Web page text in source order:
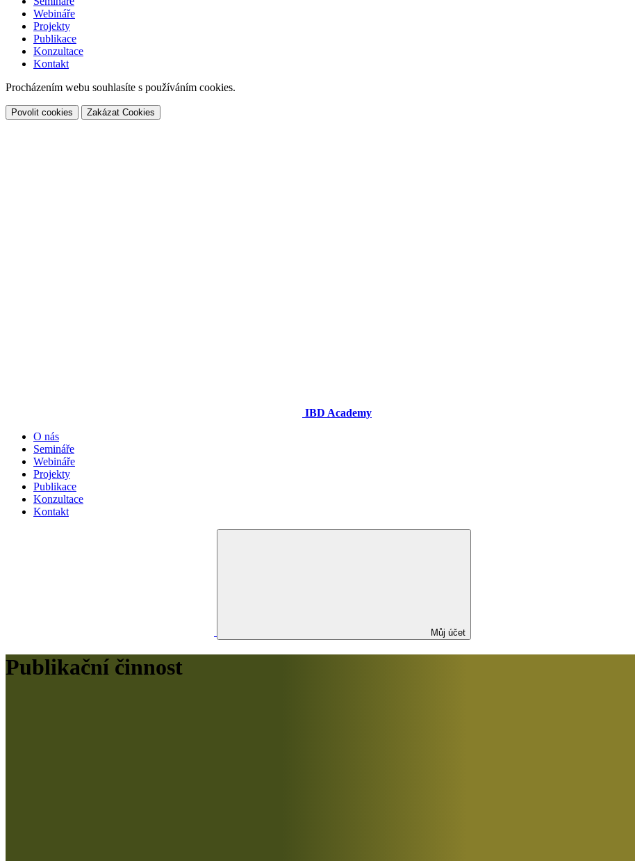
Webináře
Projekty
Publikace
Konzultace
Kontakt
Procházením webu souhlasíte s používáním cookies.
Povolit cookies Zakázat Cookies
IBD Academy
O nás
Semináře
Webináře
Projekty
Publikace
Konzultace
Kontakt
Můj účet
Publikační činnost